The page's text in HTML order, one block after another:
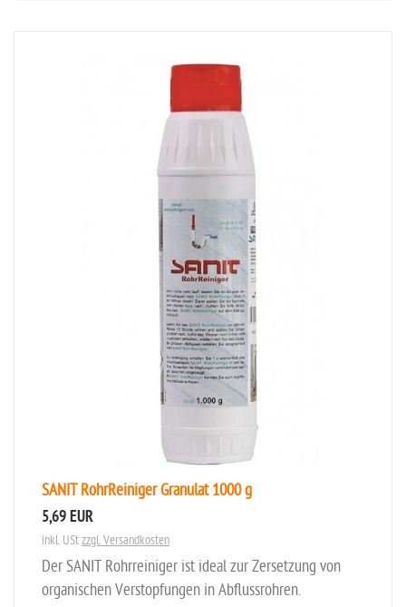
SANIT RohrReiniger Granulat 1000 g
5,69 EUR
inkl. UStzzgl. Versandkosten
Der SANIT Rohrreiniger ist ideal zur Zersetzung von
organischen Verstopfungen in Abflussrohren.